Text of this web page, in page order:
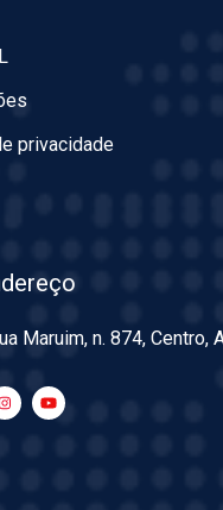
privacidade
Maruim, n. 874, Centro,